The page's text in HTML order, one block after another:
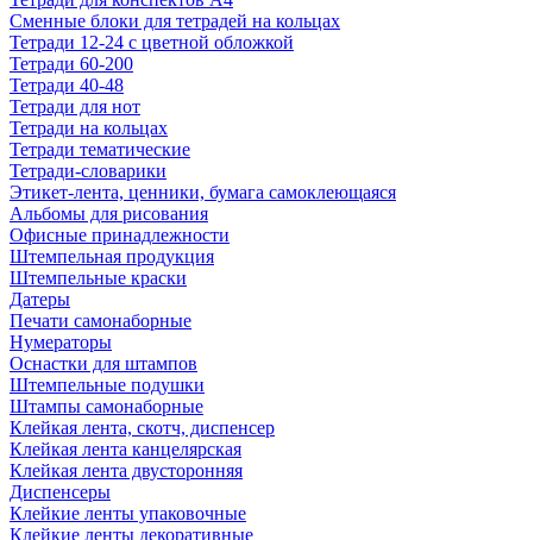
Сменные блоки для тетрадей на кольцах
Тетради 12-24 с цветной обложкой
Тетради 60-200
Тетради 40-48
Тетради для нот
Тетради на кольцах
Тетради тематические
Тетради-словарики
Этикет-лента, ценники, бумага самоклеющаяся
Альбомы для рисования
Офисные принадлежности
Штемпельная продукция
Штемпельные краски
Датеры
Печати самонаборные
Нумераторы
Оснастки для штампов
Штемпельные подушки
Штампы самонаборные
Клейкая лента, скотч, диспенсер
Клейкая лента канцелярская
Клейкая лента двусторонняя
Диспенсеры
Клейкие ленты упаковочные
Клейкие ленты декоративные